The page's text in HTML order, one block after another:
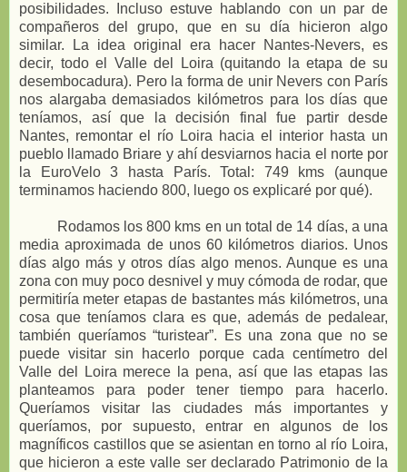
posibilidades. Incluso estuve hablando con un par de
compañeros del grupo, que en su día hicieron algo
similar. La idea original era hacer Nantes-Nevers, es
decir, todo el Valle del Loira (quitando la etapa de su
desembocadura). Pero la forma de unir Nevers con París
nos alargaba demasiados kilómetros para los días que
teníamos, así que la decisión final fue partir desde
Nantes, remontar el río Loira hacia el interior hasta un
pueblo llamado Briare y ahí desviarnos hacia el norte por
la EuroVelo 3 hasta París. Total: 749 kms (aunque
terminamos haciendo 800, luego os explicaré por qué).
Rodamos los 800 kms en un total de 14 días, a una
media aproximada de unos 60 kilómetros diarios. Unos
días algo más y otros días algo menos. Aunque es una
zona con muy poco desnivel y muy cómoda de rodar, que
permitiría meter etapas de bastantes más kilómetros, una
cosa que teníamos clara es que, además de pedalear,
también queríamos “turistear”. Es una zona que no se
puede visitar sin hacerlo porque cada centímetro del
Valle del Loira merece la pena, así que las etapas las
planteamos para poder tener tiempo para hacerlo.
Queríamos visitar las ciudades más importantes y
queríamos, por supuesto, entrar en algunos de los
magníficos castillos que se asientan en torno al río Loira,
que hicieron a este valle ser declarado Patrimonio de la